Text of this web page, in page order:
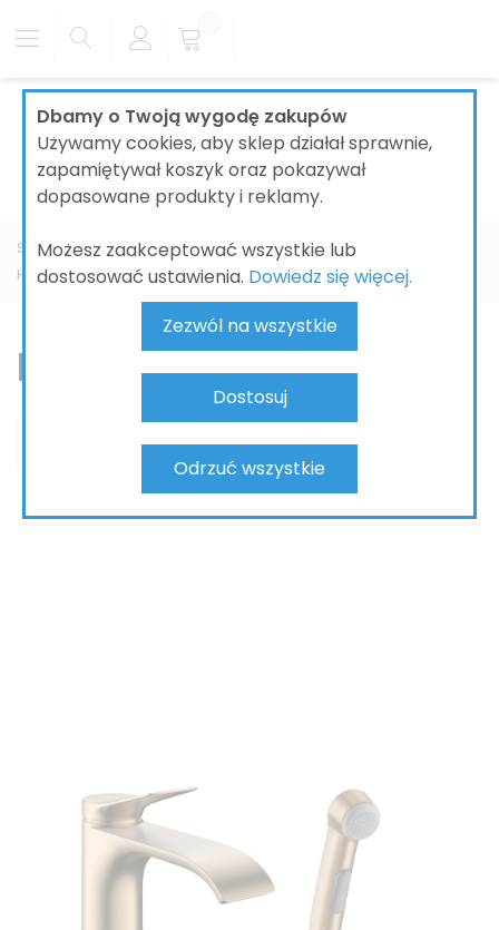
Dbamy o Twoją wygodę zakupów
Używamy cookies, aby sklep działał sprawnie,
zapamiętywał koszyk oraz pokazywał
dopasowane produkty i reklamy.
Możesz zaakceptować wszystkie lub
dostosować ustawienia. Dowiedz się więcej.
Zezwól na wszystkie
Dostosuj
Odrzuć wszystkie
Strona główna ŁAZIENKI
BATERIE ŁAZIENKOWE
HANSGROHE
Vivenis Bateria umywalkowa
Bateria umywalkowa